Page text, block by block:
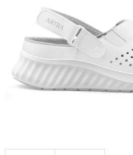
hviezdičiek.